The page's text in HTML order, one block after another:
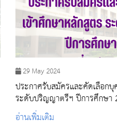
29 May 2024
ประกาศรับสมัครและคัดเลือก
ระดับปริญญาตรีฯ ปีการศึกษา
อิสระ
อ่านเพิ่มเติม